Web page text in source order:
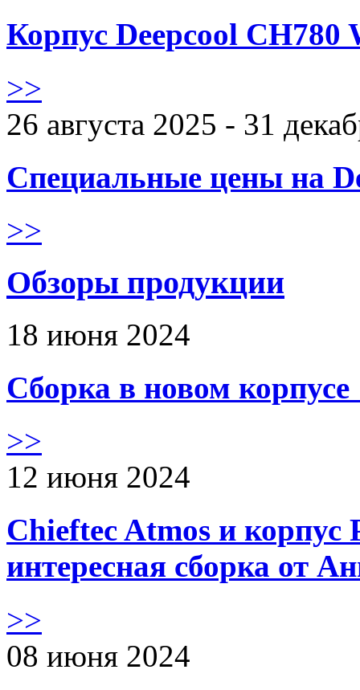
Корпус Deepcool CH780
>>
26 августа 2025 - 31
Специальные цены на
>>
Обзоры продукции
18 июня 2024
Сборка в новом
>>
12 июня 2024
Chieftec Atmos и корпус
интересная сборка от
>>
08 июня 2024